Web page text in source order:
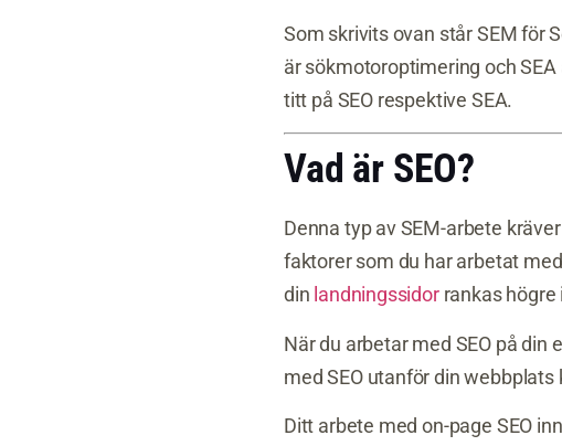
Som skrivits ovan står SEM för
är sökmotoroptimering och
titt på SEO respektive SEA.
Vad är SEO?
Denna typ av SEM-arbete
faktorer som du har arbetat
din landningssidorrankas högre
När du arbetar med SEO på
med SEO utanför din webbplats
Ditt arbete med on-page SEO